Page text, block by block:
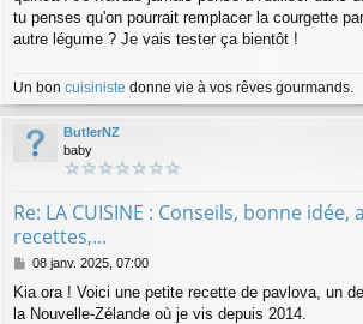
e
tu penses qu'on pourrait remplacer la courgette
autre légume ? Je vais tester ça bientôt !
Un bon cuisiniste donne vie à vos rêves gourmands.
ButlerNZ
baby
Re: LA CUISINE : Conseils, bonne idée,
recettes,...
M
s
s
08 janv. 2025, 07:00
Kia ora ! Voici une petite recette de pavlova, un
la Nouvelle-Zélande où je vis depuis 2014.